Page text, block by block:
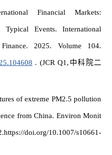
Financial Markets:
Typical Events. International
2025. Volume 104.
. (JCR Q1,中科院二
of extreme PM2.5 pollution
from China. Environ Monit
doi.org/10.1007/s10661-